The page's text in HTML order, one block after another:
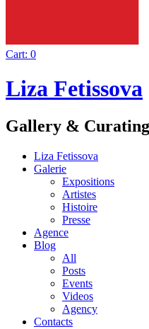
Cart: 0
Liza Fetissova
Gallery &
Liza Fetissova
Galerie
Expositions
Artistes
Histoire
Presse
Agence
Blog
All
Posts
Events
Videos
Agency
Contacts